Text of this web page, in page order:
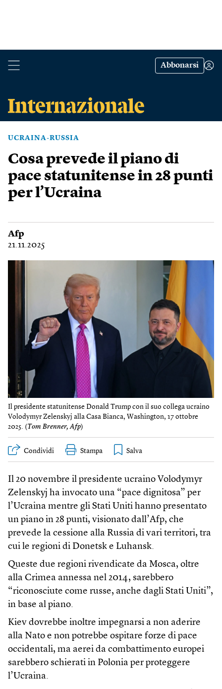
Abbonarsi
UCRAINA-RUSSIA
Cosa prevede il piano di
pace statunitense in 28 punti
per l’Ucraina
Afp
21.11.2025
Il presidente statunitense Donald Trump con il suo collega ucraino
Volodymyr Zelenskyj alla Casa Bianca, Washington, 17 ottobre
2025. (Tom Brenner, Afp)
Condividi Stampa
Il 20 novembre il presidente ucraino Volodymyr
Zelenskyj ha invocato una “pace dignitosa” per
l’Ucraina mentre gli Stati Uniti hanno presentato
un piano in 28 punti, visionato dall’Afp, che
prevede la cessione alla Russia di vari territori, tra
cui le regioni di Donetsk e Luhansk.
Queste due regioni rivendicate da Mosca, oltre
alla Crimea annessa nel 2014, sarebbero
“riconosciute come russe, anche dagli Stati Uniti”,
in base al piano.
Kiev dovrebbe inoltre impegnarsi a non aderire
alla Nato e non potrebbe ospitare forze di pace
occidentali, ma aerei da combattimento europei
sarebbero schierati in Polonia per proteggere
l’Ucraina.